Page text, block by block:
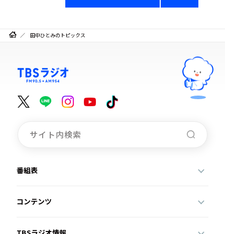
田中ひとみのトピックス
番組表
コンテンツ